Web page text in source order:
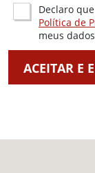
Declaro
Política de
meus
ACEITAR E